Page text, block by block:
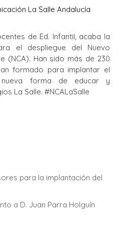
La Salle Andalucía
de Ed. Infantil, acaba la
el despliegue del Nuevo
(NCA). Han sido más de 230
formado para implantar el
forma de educar y
La Salle. #NCALaSalle
para la implantación del
a D. Juan Parra Holguín